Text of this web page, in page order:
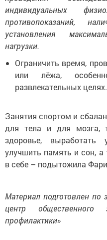
индивидуальных
противопоказаний,
установления
нагрузки.
Ограничить время,
или лёжа,
развлекательных целях.
Занятия спортом и
для тела и для мозга,
здоровье, выработать
улучшить память и сон, а
в себе – подытожила
Материал подготовлен по
центр
профилактики»